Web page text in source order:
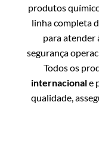
produtos
linha completa
para atender
segurança
Todos os
internacionale
qualidade,